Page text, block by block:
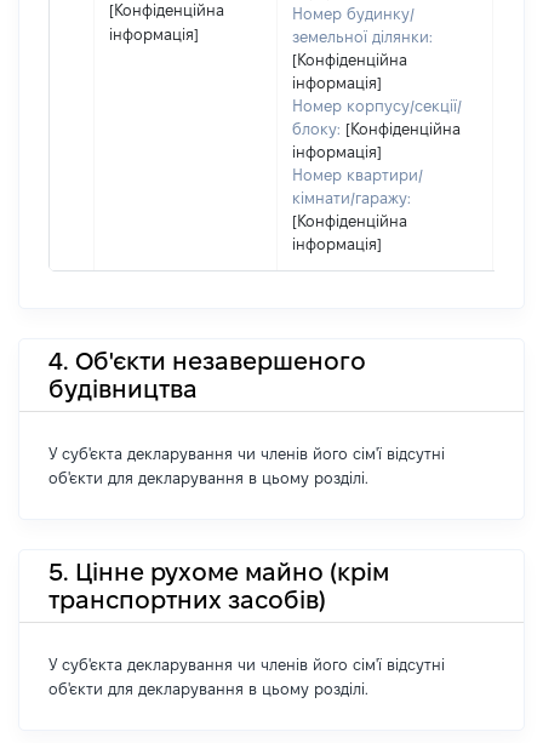
[Конфіденційна
інформація]
Номер будинку/
земельної ділянки:
[Конфіденційна
інформація]
Номер корпусу/секції/
блоку: [Конфіденційна
інформація]
Номер квартири/
кімнати/гаражу:
[Конфіденційна
інформація]
4. Об'єкти незавершеного
будівництва
У суб'єкта декларування чи членів його сім'ї відсутні
об'єкти для декларування в цьому розділі.
5. Цінне рухоме майно (крім
транспортних засобів)
У суб'єкта декларування чи членів його сім'ї відсутні
об'єкти для декларування в цьому розділі.